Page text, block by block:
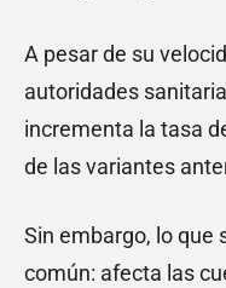
A pesar de su
autoridades
incrementa la tasa
de las variantes
Sin embargo, lo que
común: afecta las